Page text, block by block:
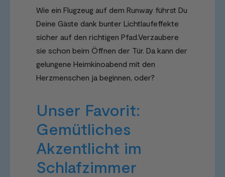
Wie ein Flugzeug auf dem Runway führst Du
Deine Gäste dank bunter Lichtlaufeffekte
sicher auf den richtigen Pfad.Verzaubere
sie schon beim Öffnen der Tür. Da kann der
gelungene Heimkinoabend mit den
Herzmenschen ja beginnen, oder?
Unser Favorit:
Gemütliches
Akzentlicht im
Schlafzimmer